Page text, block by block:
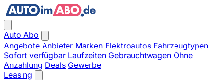
Auto Abo
Angebote Anbieter Marken Elektroautos Fahrzeugtypen
Sofort verfügbar Laufzeiten Gebrauchtwagen Ohne
Anzahlung Deals Gewerbe
Leasing